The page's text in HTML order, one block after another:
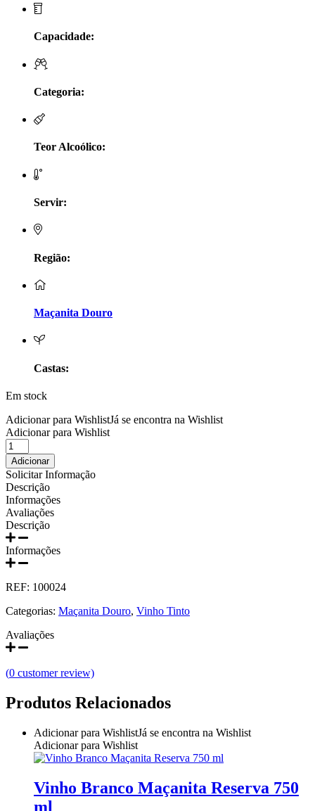
Marcio Em Campo - Tejo
Prats e Symington Family
Quinta da Curia - Bairrada
Quinta das Bágeiras Bairrada
Quinta do Casal Branco Tejo
Quinta do Crasto
Quinta Do Noval Douro
Quinta Do Paral Alentejo
Capacidade:
Categoria:
Teor Alcoólico:
Servir:
Região:
Maçanita Douro
Castas:
Em stock
Adicionar para WishlistJá se encontra na Wishlist
Adicionar para Wishlist
Quantidade
de
Vinho
Tinto
Preta
Cuvee
Homenagem
2021
Adicionar
Solicitar Informação
Descrição
Informações
Avaliações
Descrição
Informações
REF: 100024
Categorias: Maçanita Douro, Vinho Tinto
Avaliações
(0 customer review)
Produtos Relacionados
Adicionar para WishlistJá se encontra na Wishlist
Adicionar para Wishlist
Vinho Branco Maçanita Reserva 750
ml